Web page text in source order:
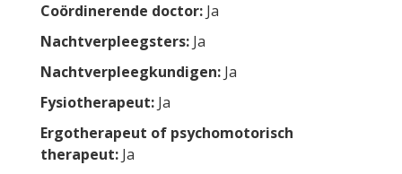
Coördinerende doctor: Ja
Nachtverpleegsters: Ja
Nachtverpleegkundigen: Ja
Fysiotherapeut: Ja
Ergotherapeut of psychomotorisch
therapeut: Ja